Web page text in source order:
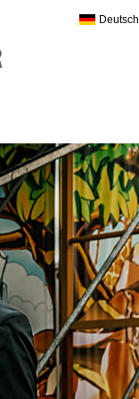
Deutsch